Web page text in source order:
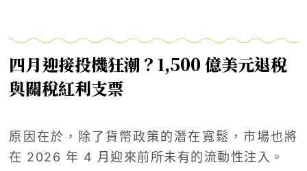
四月迎接投機狂潮？1,500 億美元退稅
與關稅紅利支票
原因在於，除了貨幣政策的潛在寬鬆，市場也將
在 2026 年 4 月迎來前所未有的流動性注入。